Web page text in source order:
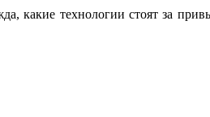
какие технологии стоят за